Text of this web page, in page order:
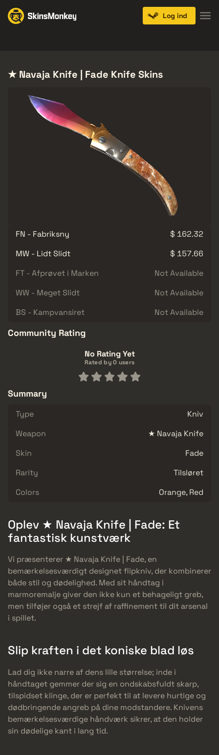
Log ind
★ Navaja Knife | Fade Knife Skins
FN - Fabriksny
$ 162.32
MW - Lidt Slidt
$ 157.66
FT - Afprøvet i Marken
Not Available
WW - Meget Slidt
Not Available
BS - Kampvansiret
Not Available
Community Rating
No Rating Yet
Rated by 0 users
Summary
Type
Kniv
Weapon
★ Navaja Knife
Skin
Fade
Rarity
Tilsløret
Colors
Orange, Red
Oplev ★ Navaja Knife | Fade: Et
fantastisk kunstværk
Vi præsenterer ★ Navaja Knife | Fade, en
bemærkelsesværdigt designet flipkniv, der kombinerer
både stil og dødelighed. Med sit håndtag i
marmoremalje giver den ikke kun et behageligt greb,
men tilføjer også et strejf af raffinement til dit arsenal
i spillet.
Slip kraften i det koniske blad løs
Lad dig ikke narre af dens lille størrelse; inde i
håndtaget gemmer der sig en ondskabsfuldt skarp,
tilspidset klinge, der er perfekt til at levere hurtige og
dødbringende angreb på dine modstandere. Knivens
bemærkelsesværdige håndværk sikrer, at den holder
sin dødelige kant i lang tid.